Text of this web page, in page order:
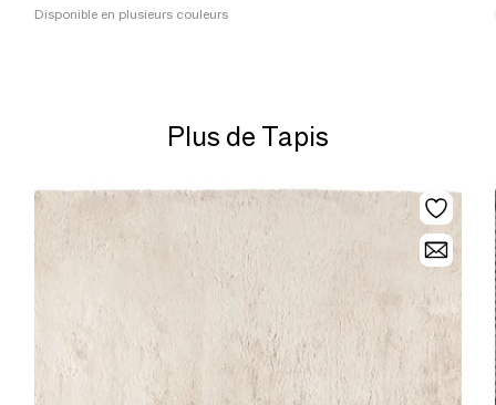
Disponible en plusieurs couleurs
Plus de Tapis